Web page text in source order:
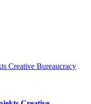
Creative Bureaucracy